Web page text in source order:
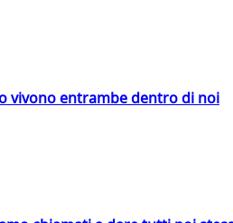
vivono entrambe dentro di noi